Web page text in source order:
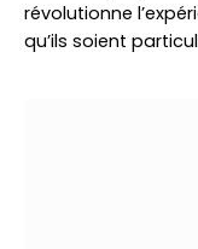
révolutionne
qu’ils soient